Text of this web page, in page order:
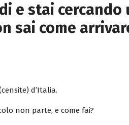
e stai cercando
sai come
d’Italia.
non parte, e come fai?